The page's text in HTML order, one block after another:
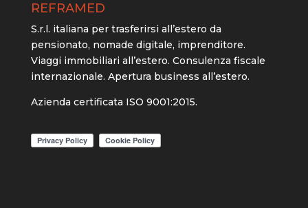
REFRAMED
S.r.l. italiana per trasferirsi all’estero da
pensionato, nomade digitale, imprenditore.
Viaggi immobiliari all’estero. Consulenza fiscale
internazionale. Apertura business all’estero.
Azienda certificata ISO 9001:2015.